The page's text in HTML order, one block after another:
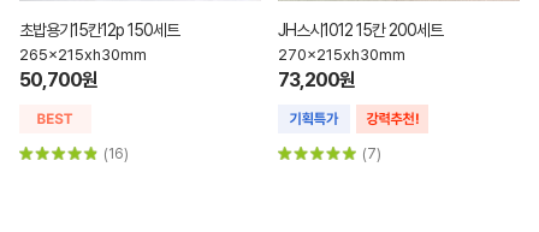
초밥용기15칸12p 150세트
265x215xh30mm
50,700원
(16)
JH스시1012 15칸 200세트
270x215xh30mm
73,200원
(7)